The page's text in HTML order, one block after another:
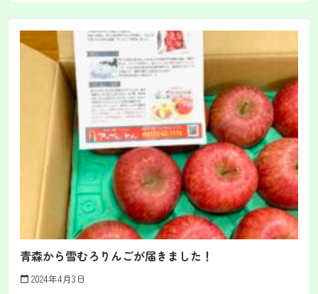
青森から雪むろりんごが届きました！
calendar_today 2024年4月3日